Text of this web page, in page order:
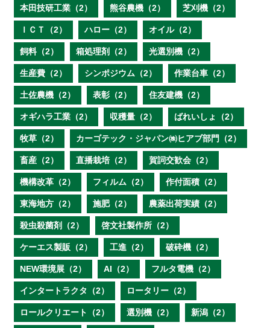
本田技研工業（2） 熊谷農機（2） 芝刈機（2）
ＩＣＴ（2） ハロー（2） オイル（2）
飼料（2） 箱処理剤（2） 光選別機（2）
生産費（2） シンポジウム（2） 作業台車（2）
土佐農機（2） 表彰（2） 住友建機（2）
オギハラ工業（2） 収穫量（2） ばれいしょ（2）
牧草（2） カーゴテック・ジャパン㈱ヒアブ部門（2）
畜産（2） 直播栽培（2） 賀詞交歓会（2）
機構改革（2） フィルム（2） 作付面積（2）
東海地方（2） 施肥（2） 農薬出荷実績（2）
殺虫殺菌剤（2） 啓文社製作所（2）
ケーエス製販（2） 工進（2） 破砕機（2）
NEW環境展（2） AI（2） フルタ電機（2）
インタートラクタ（2） ロータリー（2）
ロールクリエート（2） 選別機（2） 新潟（2）